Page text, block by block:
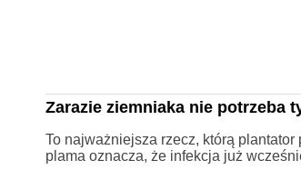
Zarazie ziemniaka nie potrzeba
To najważniejsza rzecz, którą
plama oznacza, że infekcja już